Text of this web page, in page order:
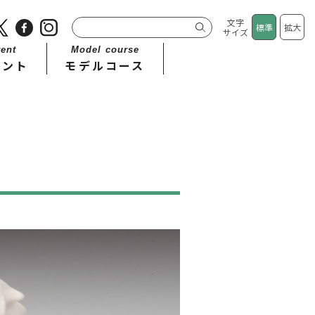
文字
サイズ
標準 拡大
ト
Model course
モデルコース